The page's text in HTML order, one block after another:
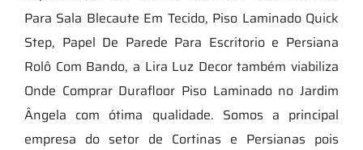
Para Sala Blecaute Em Tecido, Piso Laminado Quick
Step, Papel De Parede Para Escritorio e Persiana
Rolô Com Bando, a Lira Luz Decor também viabiliza
Onde Comprar Durafloor Piso Laminado no Jardim
Ângela com ótima qualidade. Somos a principal
empresa do setor de Cortinas e Persianas pois